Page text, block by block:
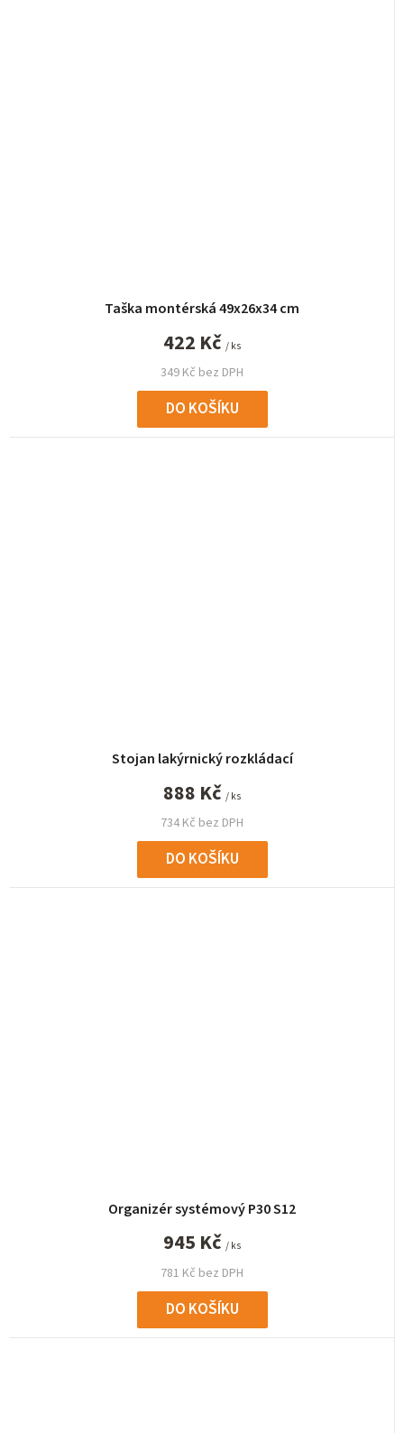
Taška montérská 49x26x34 cm
349 Kč bez DPH
422 Kč / ks
DO KOŠÍKU
Stojan lakýrnický rozkládací
734 Kč bez DPH
888 Kč / ks
DO KOŠÍKU
Organizér systémový P30 S12
781 Kč bez DPH
945 Kč / ks
DO KOŠÍKU